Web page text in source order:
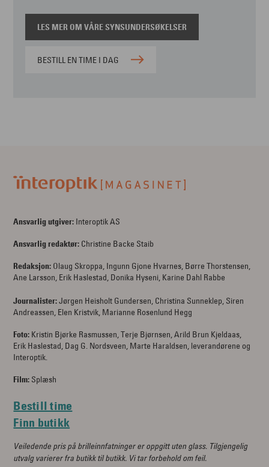
LES MER OM VÅRE SYNSUNDERSØKELSER
BESTILL EN TIME I DAG
Ansvarlig utgiver: Interoptik AS
Ansvarlig redaktør: Christine Backe Staib
Redaksjon: Olaug Skroppa, Ingunn Gjone Hvarnes, Børre Thorstensen,
Ane Larsson, Erik Haslestad, Donika Hyseni, Karine Dahl Rabbe
Journalister:Jørgen Heisholt Gundersen, Christina Sunneklep, Siren
Andreassen, Elen Kristvik, Marianne Rosenlund Hegg
Foto: Kristin Bjørke Rasmussen, Terje Bjørnsen, Arild Brun Kjeldaas,
Erik Haslestad, Dag G. Nordsveen, Marte Haraldsen, leverandørene og
Interoptik.
Film: Splæsh
Bestill time
Finn butikk
Veiledende pris på brilleinnfatninger er oppgitt uten glass. Tilgjengelig
utvalg varierer fra butikk til butikk. Vi tar forbehold om feil.